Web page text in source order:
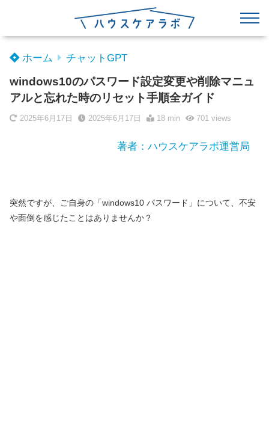
ホーム チャットGPT
windows10のパスワード設定変更や削除マニュ
アルと忘れた時のリセット手順全ガイド
2025年6月17日 2025年6月17日 18 min 701views
著者：ハウスケアラボ運営局
突然ですが、ご自身の「windows10 パスワード」について、不安
や面倒を感じたことはありませんか？